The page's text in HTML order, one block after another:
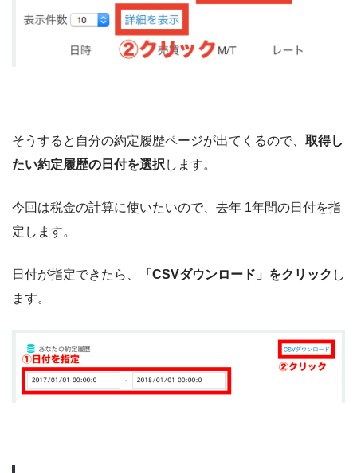
そうすると自分の約定履歴ページが出てくるので、 取得し
たい約定履歴の日付を選択 します。
今回は税金の計算に使いたいので、去年 1年間の日付を指
定します。
日付が指定できたら、 「CSVダウンロード」をクリック し
ます。